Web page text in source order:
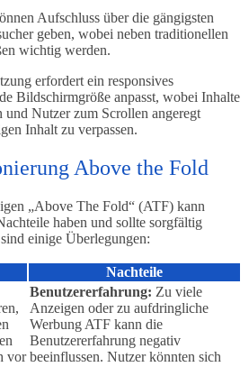
Aufschluss über die gängigsten
geben, wobei neben traditionellen
wichtig werden.
erfordert ein responsives
Bildschirmgröße anpasst, wobei Inhalte
Nutzer zum Scrollen angeregt
Inhalt zu verpassen.
Above the Fold
„Above The Fold“ (ATF) kann
haben und sollte sorgfältig
einige Überlegungen:
Nachteile
vor
Benutzererfahrung: Zu viele
Anzeigen oder zu aufdringliche
Werbung ATF kann die
Benutzererfahrung negativ
beeinflussen. Nutzer könnten sich